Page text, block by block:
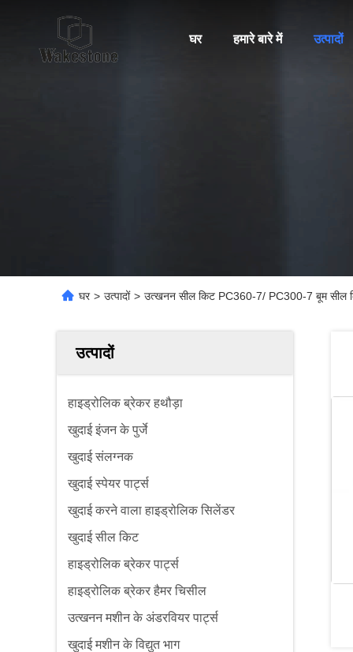
घर हमारे बारे में उत्पादों
घर > उत्पादों > उत्खनन सील किट PC360-7/ PC300-7 बूम सील
उत्पादों
हाइड्रोलिक ब्रेकर हथौड़ा
खुदाई इंजन के पुर्जे
खुदाई संलग्नक
खुदाई स्पेयर पार्ट्स
खुदाई करने वाला हाइड्रोलिक सिलेंडर
खुदाई सील किट
हाइड्रोलिक ब्रेकर पार्ट्स
हाइड्रोलिक ब्रेकर हैमर चिसील
उत्खनन मशीन के अंडरवियर पार्ट्स
खुदाई मशीन के विद्युत भाग